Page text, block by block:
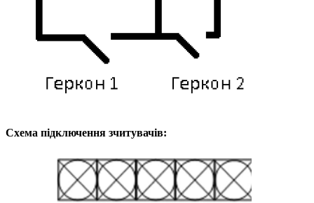
Схема підключення зчитувачів: